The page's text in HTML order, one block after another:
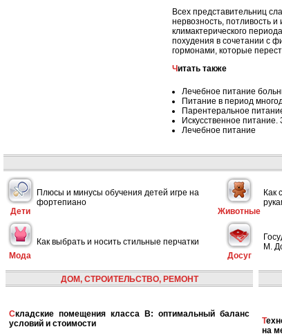
Всех представительниц
нервозность, потливость
климактерического
похудения в сочетании с
гормонами, которые
Читать также
Лечебное питание
Питание в период
Парентеральное
Искусственное питание.
Лечебное питание
Дети
Плюсы и минусы обучения детей игре на
фортепиано
Животные
Как
Мода
Как выбрать и носить стильные перчатки
Досуг
М.
ДОМ, СТРОИТЕЛЬСТВО, РЕМОНТ
Складские помещения класса B: оптимальный баланс
условий и стоимости
Технологии в сфере автономных кораблей и их влияние
на